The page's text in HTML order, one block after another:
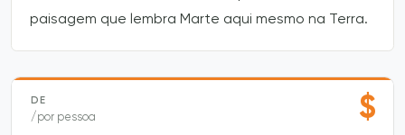
paisagem que lembra Marte aqui mesmo na Terra.
DE $
/por pessoa